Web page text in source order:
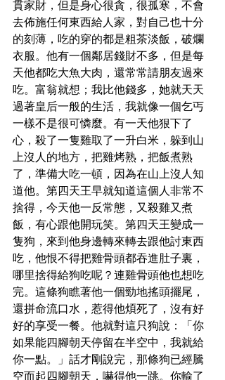
貫家財，但是身心很貪，很孤寒，不會
去佈施任何東西給人家，對自己也十分
的刻薄，吃的穿的都是粗茶淡飯，破爛
衣服。他有一個鄰居錢財不多，但是每
天他都吃大魚大肉，還常常請朋友過來
吃。富翁就想；我比他錢多，她就天天
過著皇后一般的生活，我就像一個乞丐
一樣不是很可憐麼。有一天他狠下了
心，殺了一隻雞取了一升白米，躲到山
上沒人的地方，把雞烤熟，把飯煮熟
了，準備大吃一頓，因為在山上沒人知
道他。第四天王早就知道這個人非常不
捨得，今天他一反常態，又殺雞又煮
飯，有心跟他開玩笑。第四天王變成一
隻狗，來到他身邊轉來轉去跟他討東西
吃，他恨不得把雞骨頭都吞進肚子裏，
哪里捨得給狗吃呢？連雞骨頭他也想吃
完。這條狗瞧著他一個勁地搖頭擺尾，
還拼命流口水，惹得他煩死了，沒有好
好的享受一餐。他就對這只狗說：「你
如果能四腳朝天停留在半空中，我就給
你一點。」話才剛說完，那條狗已經騰
空而起四腳朝天，嚇得他一跳。你輸了